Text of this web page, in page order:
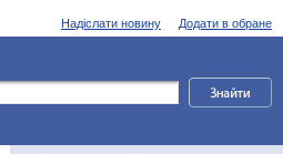
Додати в обране
Надіслати новину